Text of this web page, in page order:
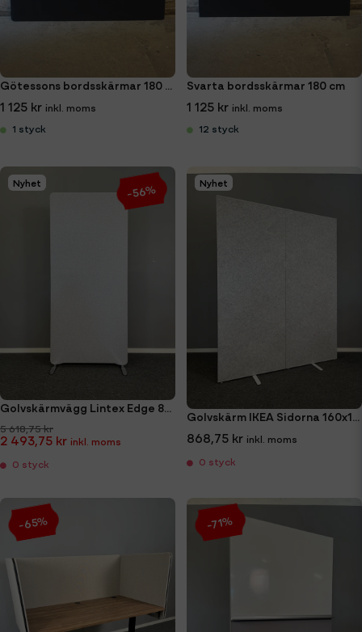
Götessons bordsskärmar 180 cm
1 125 kr
1 styck
Svarta bordsskärmar 180 cm
1 125 kr
12 styck
Golvskärmvägg Lintex Edge 80x180cm
5 618,75 kr
2 493,75 kr
0 styck
Nyhet -56%
Golvskärm IKEA Sidorna 160x195cm
868,75 kr
0 styck
Nyhet
-65% -71%